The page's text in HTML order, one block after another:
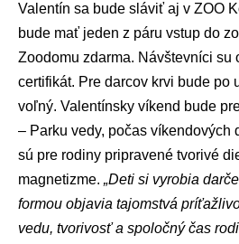
Valentín sa bude sláviť aj v ZOO
bude mať jeden z páru vstup do
Zoodomu zdarma. Návštevníci su
certifikát. Pre darcov krvi bude po
voľný. Valentínsky víkend bude
– Parku vedy, počas víkendových
sú pre rodiny pripravené tvorivé
magnetizme. „Deti si vyrobia
formou objavia tajomstvá
vedu, tvorivosť a spoločný čas